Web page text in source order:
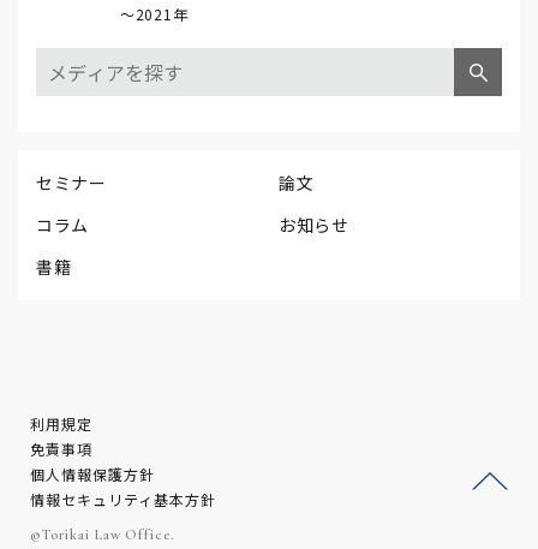
～2021年
セミナー
論文
コラム
お知らせ
書籍
利用規定
免責事項
個人情報保護方針
情報セキュリティ基本方針
©Torikai Law Office.